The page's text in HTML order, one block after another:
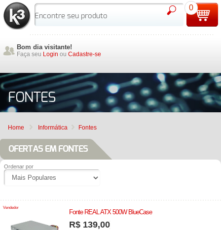
Bom dia visitante!
Faça seu Login ou Cadastre-se
0
FONTES
Home Informática Fontes
OFERTAS EM FONTES
Ordenar por
Vendedor
Fonte REAL ATX 500W BlueCase
R$ 139,00